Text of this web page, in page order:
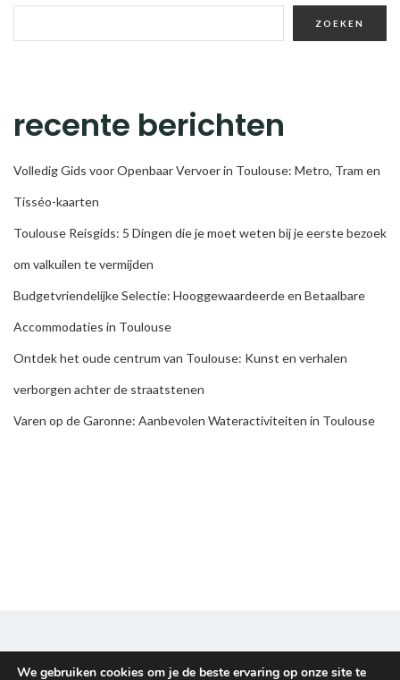
ZOEKEN
recente berichten
Volledig Gids voor Openbaar Vervoer in Toulouse: Metro, Tram en
Tisséo-kaarten
Toulouse Reisgids: 5 Dingen die je moet weten bij je eerste bezoek
om valkuilen te vermijden
Budgetvriendelijke Selectie: Hooggewaardeerde en Betaalbare
Accommodaties in Toulouse
Ontdek het oude centrum van Toulouse: Kunst en verhalen
verborgen achter de straatstenen
Varen op de Garonne: Aanbevolen Wateractiviteiten in Toulouse
Disclaimer & Privacy policy
We gebruiken cookies om je de beste ervaring op onze site te